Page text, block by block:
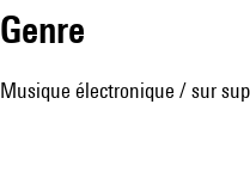
genre
Musique électronique / sur